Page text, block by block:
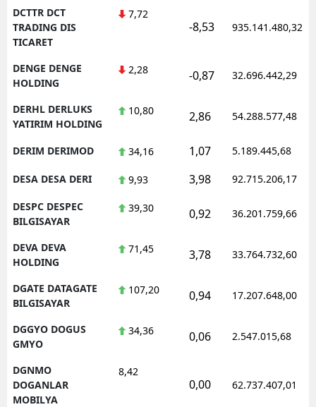
DCTTR DCT
TRADING DIS
TICARET
7,72
-8,53 935.141.480,32
DENGE DENGE
HOLDING
2,28 -0,87 32.696.442,29
DERHL DERLUKS
YATIRIM HOLDING
10,80 2,86 54.288.577,48
DERIM DERIMOD 34,16 1,07 5.189.445,68
DESA DESA DERI 9,93 3,98 92.715.206,17
DESPC DESPEC
BILGISAYAR
39,30 0,92 36.201.759,66
DEVA DEVA
HOLDING
71,45 3,78 33.764.732,60
DGATE DATAGATE
BILGISAYAR
107,20 0,94 17.207.648,00
DGGYO DOGUS
GMYO
34,36 0,06 2.547.015,68
DGNMO
DOGANLAR
MOBILYA
8,42
0,00 62.737.407,01